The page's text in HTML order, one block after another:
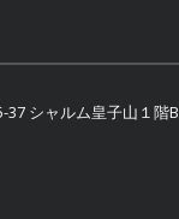
37 シャルム皇子山１階B